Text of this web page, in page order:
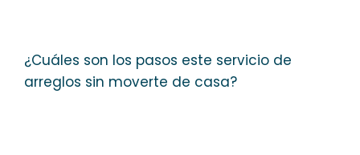
¿Cuáles son los pasos este servicio de
arreglos sin moverte de casa?